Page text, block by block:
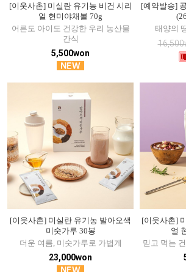
[이웃사촌] 미실란 유기농 비건 시리
얼 현미야채볼 70g
어른도 아이도 건강한 우리 농산물
간식
5,500won
[예약발송]
태양의
[이웃사촌] 미실란 유기농 발아오색
미숫가루 30봉
더운 여름, 미숫가루로 가볍게
23,000won
[이웃사촌]
얼
믿고 먹는